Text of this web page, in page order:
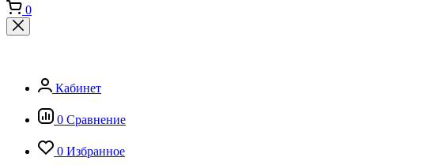
0
Кабинет
0 Сравнение
0 Избранное